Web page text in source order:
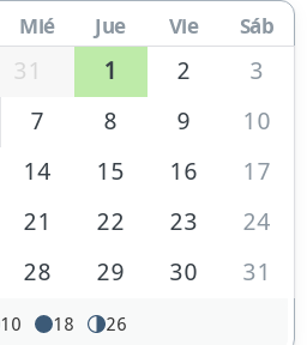
Mié Jue Vie Sáb
31 1 2
3
7 8 9
10
14 15 16
17
21 22 23
24
28 29 30 31
10 18 26